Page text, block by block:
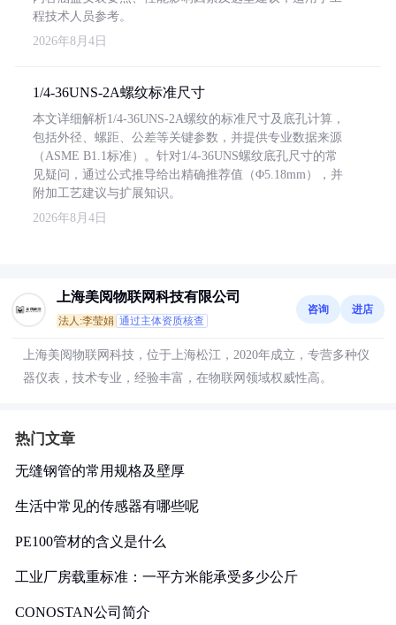
程技术人员参考。
2026年8月4日
1/4-36UNS-2A螺纹标准尺寸
本文详细解析1/4-36UNS-2A螺纹的标准尺寸及底孔计算，
包括外径、螺距、公差等关键参数，并提供专业数据来源
（ASME B1.1标准）。针对1/4-36UNS螺纹底孔尺寸的常
见疑问，通过公式推导给出精确推荐值（Φ5.18mm），并
附加工艺建议与扩展知识。
2026年8月4日
上海美阅物联网科技有限公司
法人:李莹娟 通过主体资质核查
咨询 进店
上海美阅物联网科技，位于上海松江，2020年成立，专营多种仪
器仪表，技术专业，经验丰富，在物联网领域权威性高。
热门文章
无缝钢管的常用规格及壁厚
生活中常见的传感器有哪些呢
PE100管材的含义是什么
工业厂房载重标准：一平方米能承受多少公斤
CONOSTAN公司简介